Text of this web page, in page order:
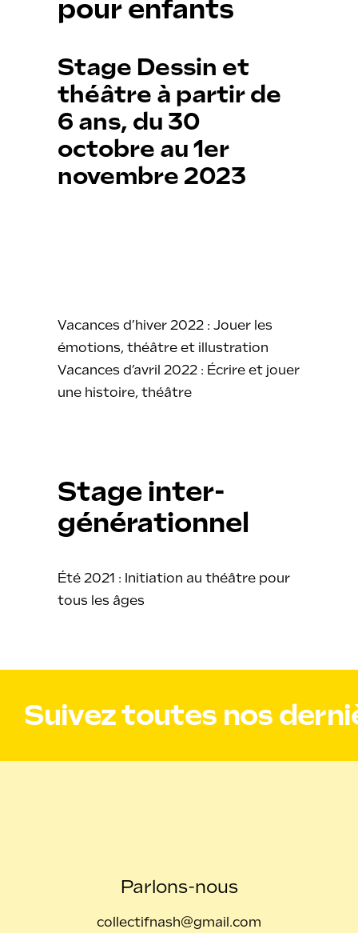
pour enfants
Stage Dessin et
théâtre à partir de
6 ans, du 30
octobre au 1er
novembre 2023
Vacances d’hiver 2022 : Jouer les
émotions, théâtre et illustration
Vacances d’avril 2022 : Écrire et jouer
une histoire, théâtre
Stage inter-
générationnel
Été 2021 : Initiation au théâtre pour
tous les âges
Suivez toutes nos
Parlons-nous
collectifnash@gmail.com